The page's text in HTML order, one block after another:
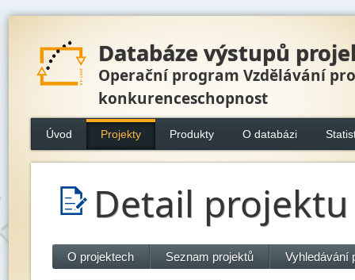
Databáze výstupů
Operační program Vzdělávání pro
konkurenceschopnost
Úvod Projekty Produkty O databázi
Detail projektu
O projektech Seznam projektů Vyhledávání